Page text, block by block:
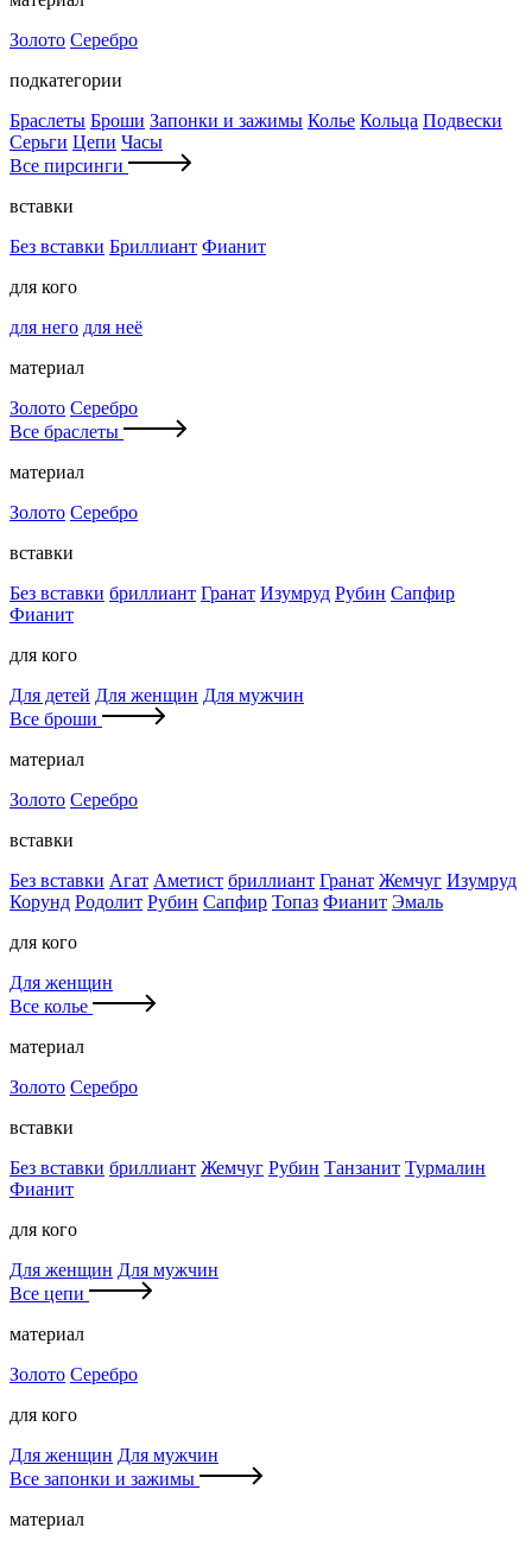
Золото Серебро
подкатегории
Браслеты Броши Запонки и зажимы Колье Кольца Подвески
Серьги Цепи Часы
Все пирсинги
вставки
Без вставки Бриллиант Фианит
для кого
для него для неё
материал
Золото Серебро
Все браслеты
материал
Золото Серебро
вставки
Без вставки бриллиант Гранат Изумруд Рубин Сапфир
Фианит
для кого
Для детей Для женщин Для мужчин
Все броши
материал
Золото Серебро
вставки
Без вставки Агат Аметист бриллиант Гранат Жемчуг Изумруд
Корунд Родолит Рубин Сапфир Топаз Фианит Эмаль
для кого
Для женщин
Все колье
материал
Золото Серебро
вставки
Без вставки бриллиант Жемчуг Рубин Танзанит Турмалин
Фианит
для кого
Для женщин Для мужчин
Все цепи
материал
Золото Серебро
для кого
Для женщин Для мужчин
Все запонки и зажимы
материал